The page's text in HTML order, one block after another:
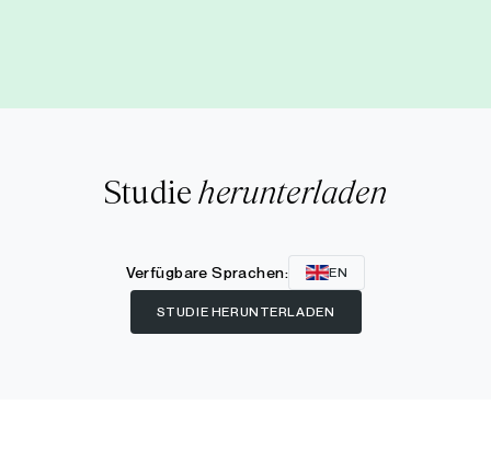
Studieherunterladen
Verfügbare Sprachen: EN
STUDIE HERUNTERLADEN